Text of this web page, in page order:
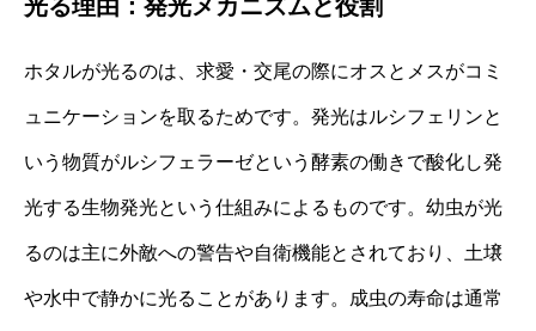
光る理由：発光メカニズムと役割
ホタルが光るのは、求愛・交尾の際にオスとメスがコミ
ュニケーションを取るためです。発光はルシフェリンと
いう物質がルシフェラーゼという酵素の働きで酸化し発
光する生物発光という仕組みによるものです。幼虫が光
るのは主に外敵への警告や自衛機能とされており、土壌
や水中で静かに光ることがあります。成虫の寿命は通常